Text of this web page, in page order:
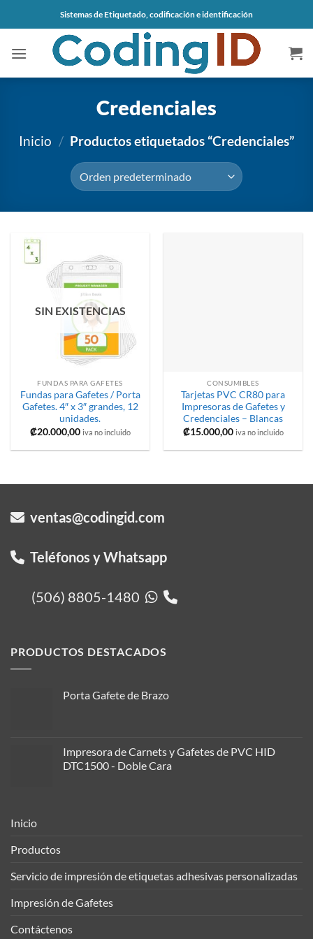
al
Sistemas de Etiquetado, codificación e identificación
Credenciales
Inicio / Productos etiquetados “Credenciales”
SIN EXISTENCIAS
FUNDAS PARA GAFETES
Fundas para Gafetes / Porta
Gafetes. 4″ x 3″ grandes, 12
unidades.
₡20.000,00 iva no incluido
CONSUMIBLES
Tarjetas PVC CR80 para
Impresoras de Gafetes y
Credenciales – Blancas
₡15.000,00 iva no incluido
ventas@codingid.com
Teléfonos y Whatsapp
(506) 8805-1480
PRODUCTOS DESTACADOS
Porta Gafete de Brazo
Impresora de Carnets y Gafetes de PVC HID
DTC1500 - Doble Cara
Inicio
Productos
Servicio de impresión de etiquetas adhesivas personalizadas
Impresión de Gafetes
Contáctenos